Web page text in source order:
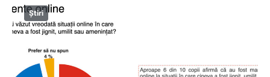
Știri